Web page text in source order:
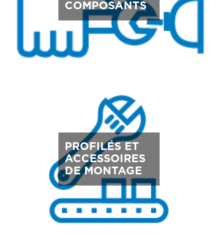
COMPOSANTS
PROFILÉS ET
ACCESSOIRES
DE MONTAGE